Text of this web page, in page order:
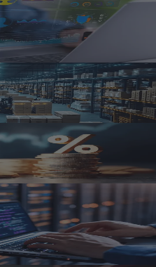
de
e Gestão de